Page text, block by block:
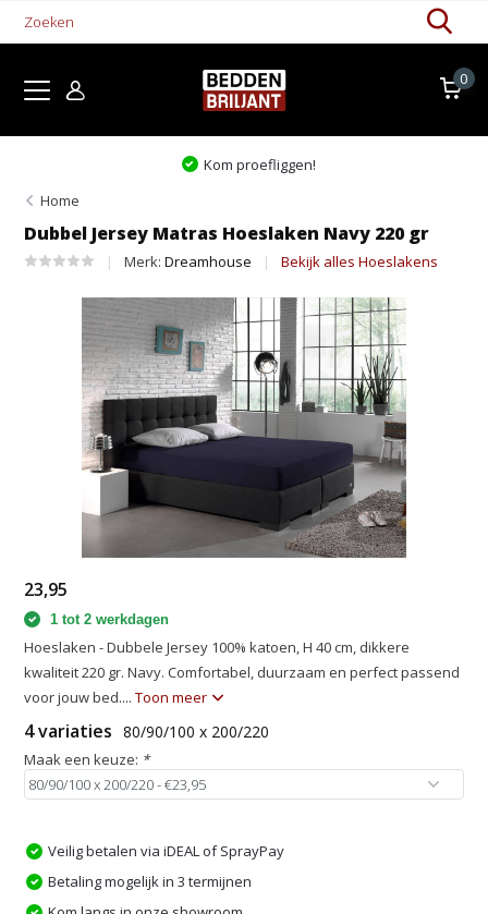
0
Kom proefliggen!
Home
Dubbel Jersey Matras Hoeslaken Navy 220 gr
Merk:Dreamhouse Bekijk alles Hoeslakens
23,95
1 tot 2 werkdagen
Hoeslaken - Dubbele Jersey 100% katoen, H 40 cm, dikkere
kwaliteit 220 gr. Navy. Comfortabel, duurzaam en perfect passend
voor jouw bed....Toon meer
4 variaties 80/90/100 x 200/220
Maak een keuze: *
Veilig betalen via iDEAL of SprayPay
Betaling mogelijk in 3 termijnen